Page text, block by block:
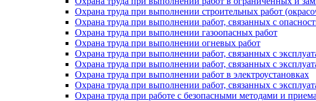
Охрана труда при выполнении строительных работ
Охрана труда при выполнении работ, связанных с
Охрана труда при выполнении газоопасных работ
Охрана труда при выполнении огневых работ
Охрана труда при выполнении работ, связанных с
Охрана труда при выполнении работ, связанных с
Охрана труда при выполнении работ в электроустановках
Охрана труда при выполнении работ, связанных с
Охрана труда при работе с безопасными методами и